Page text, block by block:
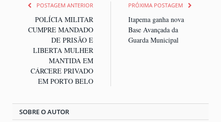
POSTAGEM ANTERIOR
POLÍCIA MILITAR
CUMPRE MANDADO
DE PRISÃO E
LIBERTA MULHER
MANTIDA EM
CÁRCERE PRIVADO
EM PORTO BELO
PRÓXIMA POSTAGEM
Itapema ganha nova
Base Avançada da
Guarda Municipal
SOBRE O AUTOR